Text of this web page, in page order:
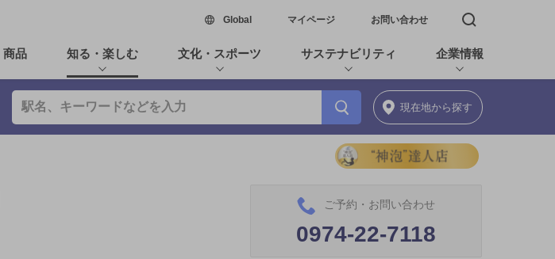
Global新しいウィンドウで開く
マイページ お問い合わせ 検索窓を開く
商品 知る・楽しむ 文化・スポーツ サステナビリティ 企業情報
現在地から探す
ご予約・お問い合わせ
0974-22-7118